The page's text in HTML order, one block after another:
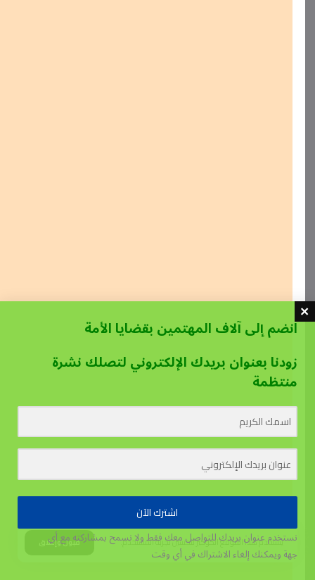
يستخدم هذا الموقع الكوكيز لتحسين تجربة المستخدم. قبول وإغلاق
انضم إلى آلاف المهتمين بقضايا الأمة
زودنا بعنوان بريدك الإلكتروني لتصلك نشرة
منتظمة
اشترك الآن
نستخدم عنوان بريدك للتواصل معك فقط ولا نسمح بمشاركته مع أي
جهةويمكنك إلغاء الاشتراك في أي وقت